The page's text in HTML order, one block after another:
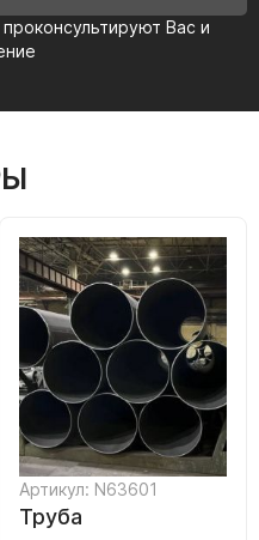
Вас и
Артикул: N63601
Труба